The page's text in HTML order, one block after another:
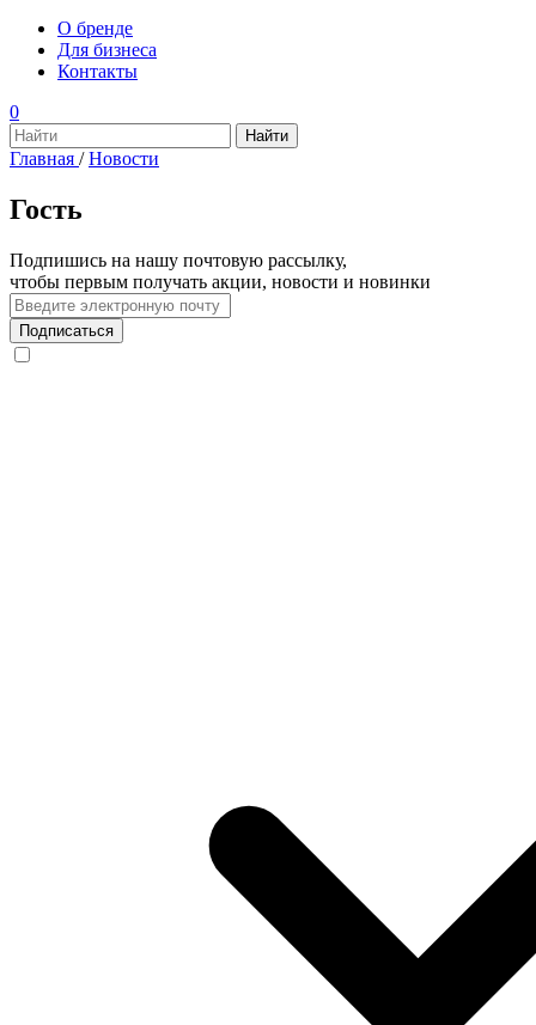
О бренде
Для бизнеса
Контакты
0
Главная / Новости
Гость
Подпишись на нашу почтовую рассылку,
чтобы первым получать акции, новости и новинки
Подписаться